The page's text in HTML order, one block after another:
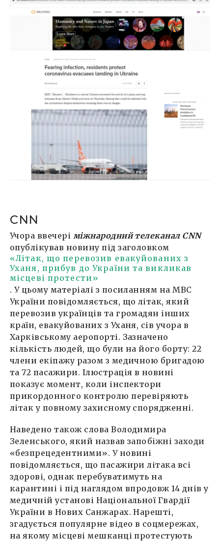
CNN
Учора ввечері міжнародний телеканал CNN
опублікував новину під заголовком
«Літак, що перевозив евакуйованих з
Уханя, прибув до України та викликав
місцеві протести»
. У цьому матеріалі з посиланням на МВС
України повідомляється, що літак, який
перевозив українців та громадян інших
країн, евакуйованих з Уханя, сів учора в
Харківському аеропорті. Зазначено
кількість людей, що були на його борту: 22
члени екіпажу разом з медичною бригадою
та 72 пасажири. Ілюстрація в новині
показує момент, коли інспектори
прикордонного контролю перевіряють
літак у повному захисному спорядженні.
Наведено також слова Володимира
Зеленського, який назвав запобіжні заходи
«безпрецедентними». У новині
повідомляється, що пасажири літака всі
здорові, однак перебуватимуть на
карантині і під наглядом впродовж 14 днів у
медичній установі Національної Гвардії
України в Нових Санжарах. Нарешті,
згадується популярне відео в соцмережах,
на якому місцеві мешканці протестують